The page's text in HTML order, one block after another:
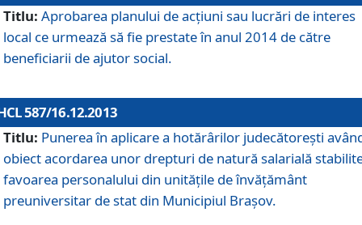
Titlu: Aprobarea planului de acţiuni sau lucrări de interes
local ce urmează să fie prestate în anul 2014 de către
beneficiarii de ajutor social.
587/16.12.2013
Titlu: Punerea în aplicare a hotărârilor judecătoreşti
obiect acordarea unor drepturi de natură salarială
favoarea personalului din unităţile de învăţământ
preuniversitar de stat din Municipiul Braşov.